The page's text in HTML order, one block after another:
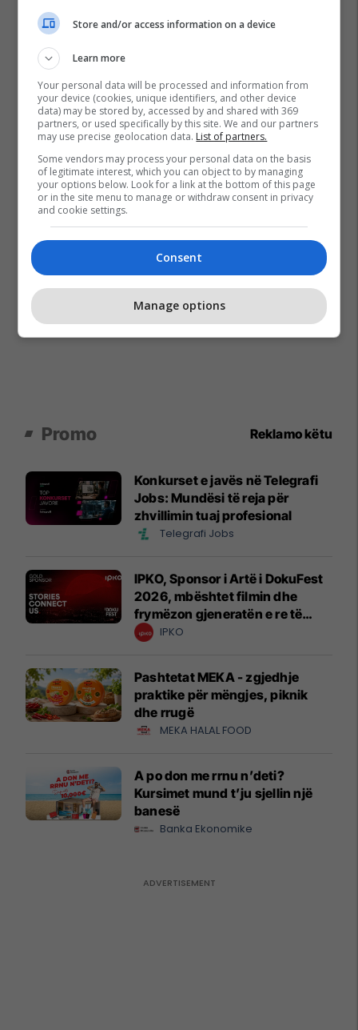
Promo Reklamo këtu
Konkurset e javës në Telegrafi
Jobs: Mundësi të reja për
zhvillimin tuaj profesional
Telegrafi Jobs
IPKO, Sponsor i Artë i DokuFest
2026, mbështet filmin dhe
frymëzon gjeneratën e re të
krijuesve
IPKO
Pashtetat MEKA - zgjedhje
praktike për mëngjes, piknik
dhe rrugë
MEKA HALAL FOOD
A po don me rrnu n’deti?
Kursimet mund t’ju sjellin një
banesë
Banka Ekonomike
Store and/or access information on a device
Learn more
Your personal data will be processed and information from
your device (cookies, unique identifiers, and other device
data) may be stored by, accessed by and shared with 369
partners, or used specifically by this site. We and our partners
may use precise geolocation data. List of partners.
Some vendors may process your personal data on the basis
of legitimate interest, which you can object to by managing
your options below. Look for a link at the bottom of this page
or in the site menu to manage or withdraw consent in privacy
and cookie settings.
Consent
Manage options